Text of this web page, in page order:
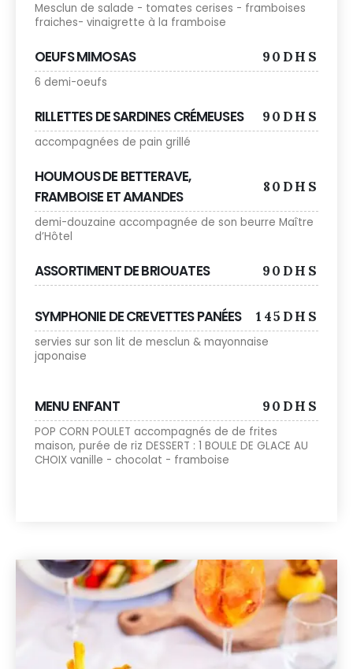
Mesclun de salade - tomates cerises - framboises
fraiches- vinaigrette à la framboise
OEUFS MIMOSAS 90DHS
6 demi-oeufs
RILLETTES DE SARDINES CRÉMEUSES 90DHS
accompagnées de pain grillé
HOUMOUS DE BETTERAVE,
FRAMBOISE ET AMANDES
80DHS
demi-douzaine accompagnée de son beurre Maître
d’Hôtel
ASSORTIMENT DE BRIOUATES 90DHS
SYMPHONIE DE CREVETTES PANÉES 145DHS
servies sur son lit de mesclun & mayonnaise
japonaise
MENU ENFANT 90DHS
POP CORN POULET accompagnés de de frites
maison, purée de riz DESSERT : 1 BOULE DE GLACE AU
CHOIX vanille - chocolat - framboise